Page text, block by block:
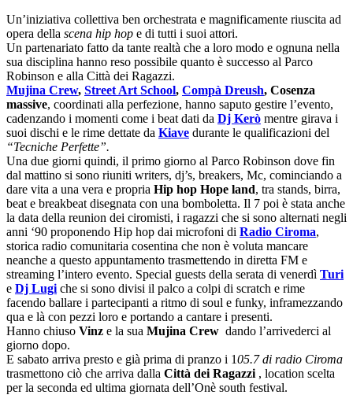
Un’iniziativa collettiva ben orchestrata e magnificamente riuscita ad
opera della scena hip hop e di tutti i suoi attori.
Un partenariato fatto da tante realtà che a loro modo e ognuna nella
sua disciplina hanno reso possibile quanto è successo al Parco
Robinson e alla Città dei Ragazzi.
Mujina Crew, Street Art School, Compà Dreush, Cosenza
massive, coordinati alla perfezione, hanno saputo gestire l’evento,
cadenzando i momenti come i beat dati da Dj Kerò mentre girava i
suoi dischi e le rime dettate da Kiave durante le qualificazioni del
“Tecniche Perfette”.
Una due giorni quindi, il primo giorno al Parco Robinson dove fin
dal mattino si sono riuniti writers, dj’s, breakers, Mc, cominciando a
dare vita a una vera e propria Hip hop Hope land, tra stands, birra,
beat e breakbeat disegnata con una bomboletta. Il 7 poi è stata anche
la data della reunion dei ciromisti, i ragazzi che si sono alternati negli
anni ‘90 proponendo Hip hop dai microfoni di Radio Ciroma,
storica radio comunitaria cosentina che non è voluta mancare
neanche a questo appuntamento trasmettendo in diretta FM e
streaming l’intero evento. Special guests della serata di venerdì Turi
e Dj Lugi che si sono divisi il palco a colpi di scratch e rime
facendo ballare i partecipanti a ritmo di soul e funky, inframezzando
qua e là con pezzi loro e portando a cantare i presenti.
Hanno chiuso Vinz e la sua Mujina Crew dando l’arrivederci al
giorno dopo.
E sabato arriva presto e già prima di pranzo i 105.7 di radio Ciroma
trasmettono ciò che arriva dalla Città dei Ragazzi , location scelta
per la seconda ed ultima giornata dell’Onè south festival.